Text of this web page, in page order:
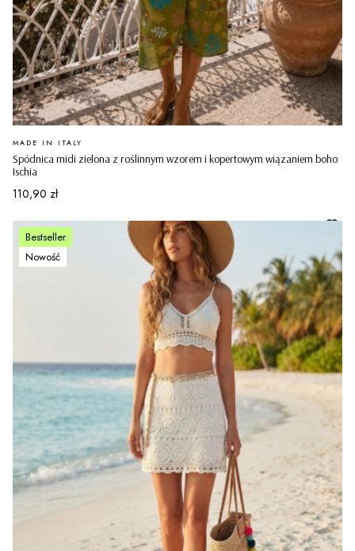
Spódnica midi zielona z roślinnym wzorem i kopertowym wiązaniem boho
Ischia
PRODUCENT
MADE IN ITALY
Cena
110,90 zł
Bestseller
Nowość